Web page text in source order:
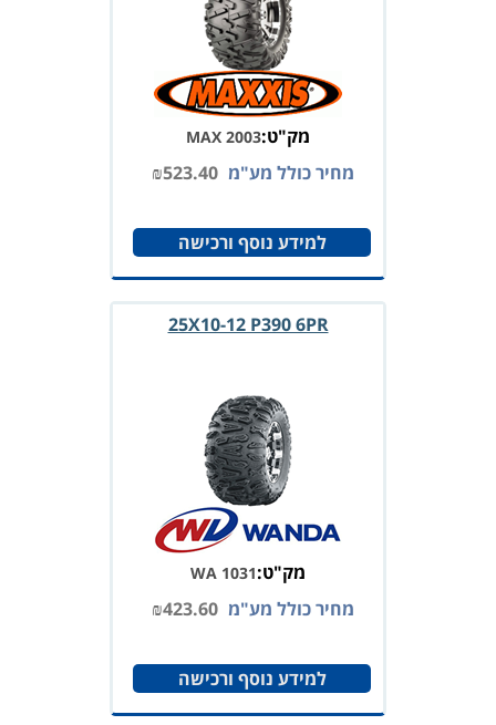
מק"ט:MAX 2003
מחיר כולל מע"מ ₪523.40
למידע נוסף ורכישה
25X10-12 P390 6PR
מק"ט:WA 1031
מחיר כולל מע"מ ₪423.60
למידע נוסף ורכישה